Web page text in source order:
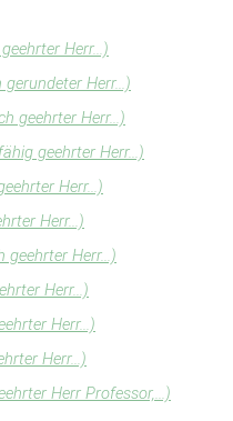
Herr...)
Herr...)
geehrter Herr...)
geehrter Herr...)
Herr...)
Herr...)
geehrter Herr...)
Herr...)
Herr...)
Herr...)
Herr Professor,...)